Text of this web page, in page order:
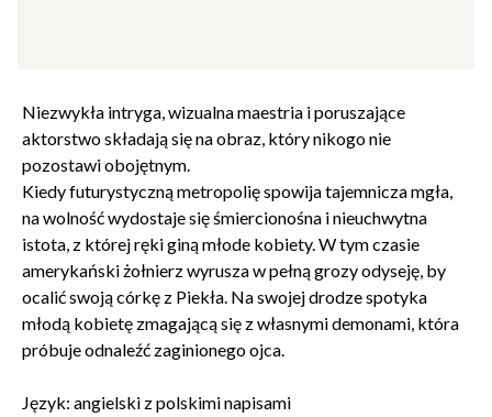
Niezwykła intryga, wizualna maestria i poruszające
aktorstwo składają się na obraz, który nikogo nie
pozostawi obojętnym.
Kiedy futurystyczną metropolię spowija tajemnicza mgła,
na wolność wydostaje się śmiercionośna i nieuchwytna
istota, z której ręki giną młode kobiety. W tym czasie
amerykański żołnierz wyrusza w pełną grozy odyseję, by
ocalić swoją córkę z Piekła. Na swojej drodze spotyka
młodą kobietę zmagającą się z własnymi demonami, która
próbuje odnaleźć zaginionego ojca.
Język: angielski z polskimi napisami